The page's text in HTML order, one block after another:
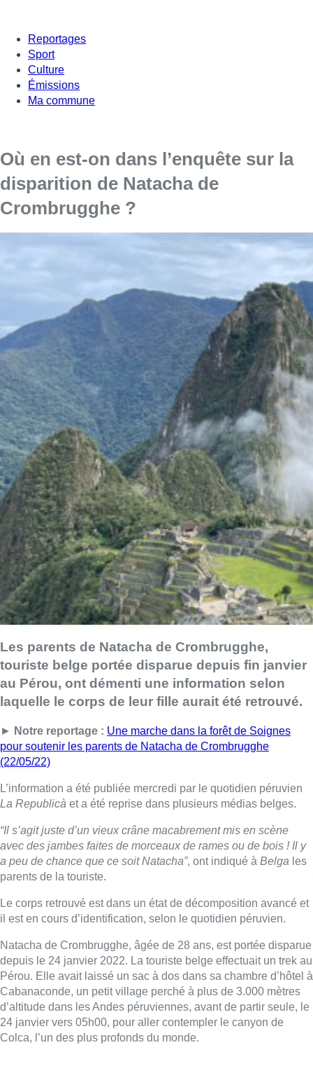
Reportages
Sport
Culture
Émissions
Ma commune
Où en est-on dans l’enquête sur la
disparition de Natacha de
Crombrugghe ?
Les parents de Natacha de Crombrugghe,
touriste belge portée disparue depuis fin janvier
au Pérou, ont démenti une information selon
laquelle le corps de leur fille aurait été retrouvé.
► Notre reportage : Une marche dans la forêt de Soignes
pour soutenir les parents de Natacha de Crombrugghe
(22/05/22)
L’information a été publiée mercredi par le quotidien péruvien
La Republicà et a été reprise dans plusieurs médias belges.
“Il s’agit juste d’un vieux crâne macabrement mis en scène
avec des jambes faites de morceaux de rames ou de bois ! Il y
a peu de chance que ce soit Natacha”, ont indiqué à Belga les
parents de la touriste.
Le corps retrouvé est dans un état de décomposition avancé et
il est en cours d’identification, selon le quotidien péruvien.
Natacha de Crombrugghe, âgée de 28 ans, est portée disparue
depuis le 24 janvier 2022. La touriste belge effectuait un trek au
Pérou. Elle avait laissé un sac à dos dans sa chambre d’hôtel à
Cabanaconde, un petit village perché à plus de 3.000 mètres
d’altitude dans les Andes péruviennes, avant de partir seule, le
24 janvier vers 05h00, pour aller contempler le canyon de
Colca, l’un des plus profonds du monde.